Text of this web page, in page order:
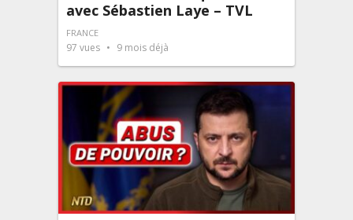
avec Sébastien Laye – TVL
FRANCE
97 vues 9 mois déjà